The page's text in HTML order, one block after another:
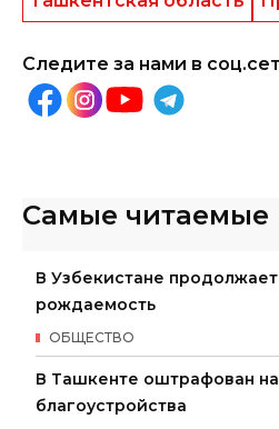
Следите за нами в
Самые читаемые
В Узбекистане
рождаемость
ОБЩЕСТВО
В Ташкенте оштрафован
благоустройства